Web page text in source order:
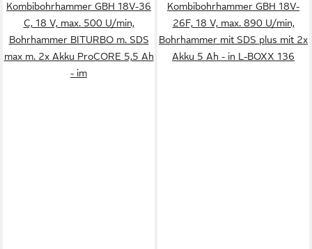
Kombibohrhammer GBH 18V-36
C, 18 V, max. 500 U/min,
Bohrhammer BITURBO m. SDS
max m. 2x Akku ProCORE 5,5 Ah
- im
Kombibohrhammer GBH 18V-
26F, 18 V, max. 890 U/min,
Bohrhammer mit SDS plus mit 2x
Akku 5 Ah - in L-BOXX 136